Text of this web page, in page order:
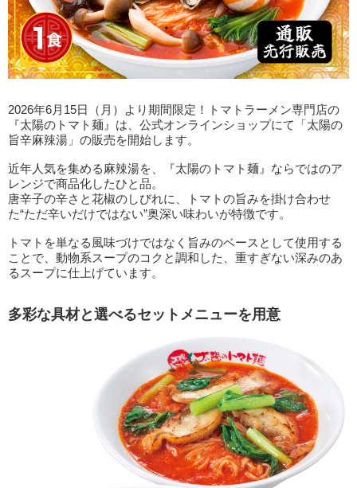
2026年6月15日（月）より期間限定！トマトラーメン専門店の
『太陽のトマト麺』は、公式オンラインショップにて「太陽の
旨辛麻辣湯」の販売を開始します。
近年人気を集める麻辣湯を、『太陽のトマト麺』ならではのア
レンジで商品化したひと品。
唐辛子の辛さと花椒のしびれに、トマトの旨みを掛け合わせ
た“ただ辛いだけではない”奥深い味わいが特徴です。
トマトを単なる風味づけではなく旨みのベースとして使用する
ことで、動物系スープのコクと調和した、重すぎない深みのあ
るスープに仕上げています。
多彩な具材と選べるセットメニューを用意